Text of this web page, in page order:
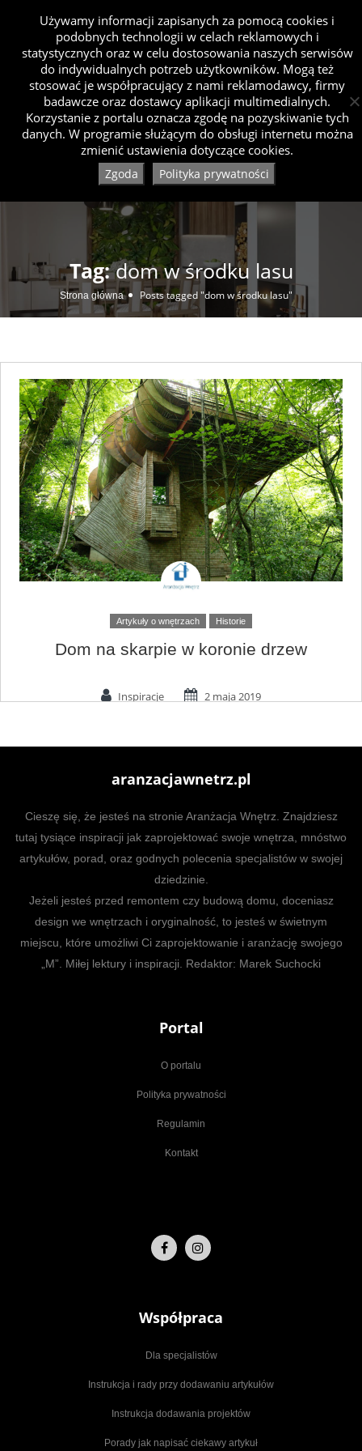
Tag:dom w środku lasu
Strona główna Posts tagged "dom w środku lasu"
Artykuły o wnętrzach Historie
Dom na skarpie w koronie drzew
Inspiracje 2 maja 2019
aranzacjawnetrz.pl
Cieszę się, że jesteś na stronie Aranżacja Wnętrz. Znajdziesz
tutaj tysiące inspiracji jak zaprojektować swoje wnętrza, mnóstwo
artykułów, porad, oraz godnych polecenia specjalistów w swojej
dziedzinie.
Jeżeli jesteś przed remontem czy budową domu, doceniasz
design we wnętrzach i oryginalność, to jesteś w świetnym
miejscu, które umożliwi Ci zaprojektowanie i aranżację swojego
„M”. Miłej lektury i inspiracji. Redaktor: Marek Suchocki
Portal
O portalu
Polityka prywatności
Regulamin
Kontakt
Współpraca
Dla specjalistów
Instrukcja i rady przy dodawaniu artykułów
Instrukcja dodawania projektów
Porady jak napisać ciekawy artykuł
Używamy informacji zapisanych za pomocą cookies i
podobnych technologii w celach reklamowych i
statystycznych oraz w celu dostosowania naszych serwisów
do indywidualnych potrzeb użytkowników. Mogą też
stosować je współpracujący z nami reklamodawcy, firmy
badawcze oraz dostawcy aplikacji multimedialnych.
Korzystanie z portalu oznacza zgodę na pozyskiwanie tych
danych. W programie służącym do obsługi internetu można
zmienić ustawienia dotyczące cookies.
Zgoda Polityka prywatności